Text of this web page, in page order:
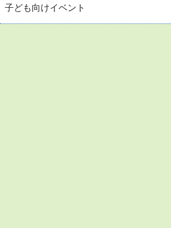
子ども向けイベント